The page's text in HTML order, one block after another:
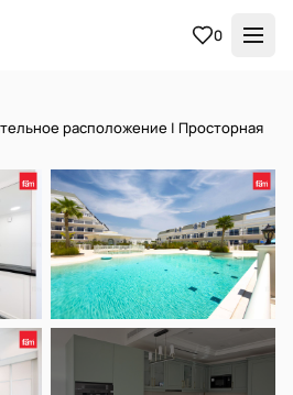
0
расположение | Просторная